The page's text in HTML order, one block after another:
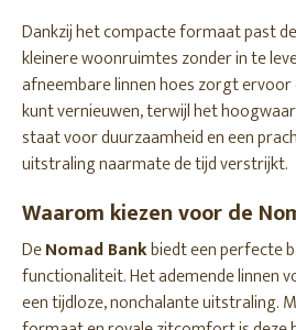
Dankzij het compacte formaat past
kleinere woonruimtes zonder in te
afneembare linnen hoes zorgt
kunt vernieuwen, terwijl het
staat voor duurzaamheid en een
uitstraling naarmate de tijd verstrijkt.
Waarom kiezen voor de
DeNomad Bankbiedt een perfecte
functionaliteit. Het ademende linnen
een tijdloze, nonchalante uitstraling.